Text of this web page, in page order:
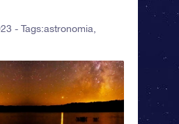
- Tags:astronomia